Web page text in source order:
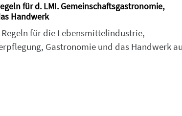
für d. LMI. Gemeinschaftsgastronomie,
Handwerk
für die Lebensmittelindustrie,
Gastronomie und das Handwerk